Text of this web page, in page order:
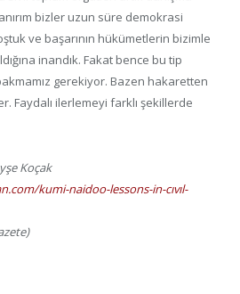
bizler uzun süre demokrasi
ve başarının hükümetlerin bizimle
inandık. Fakat bence bu tip
gerekiyor. Bazen hakaretten
Faydalı ilerlemeyi farklı şekillerde
Koçak
kumi-naidoo-lessons-in-cıvıl-